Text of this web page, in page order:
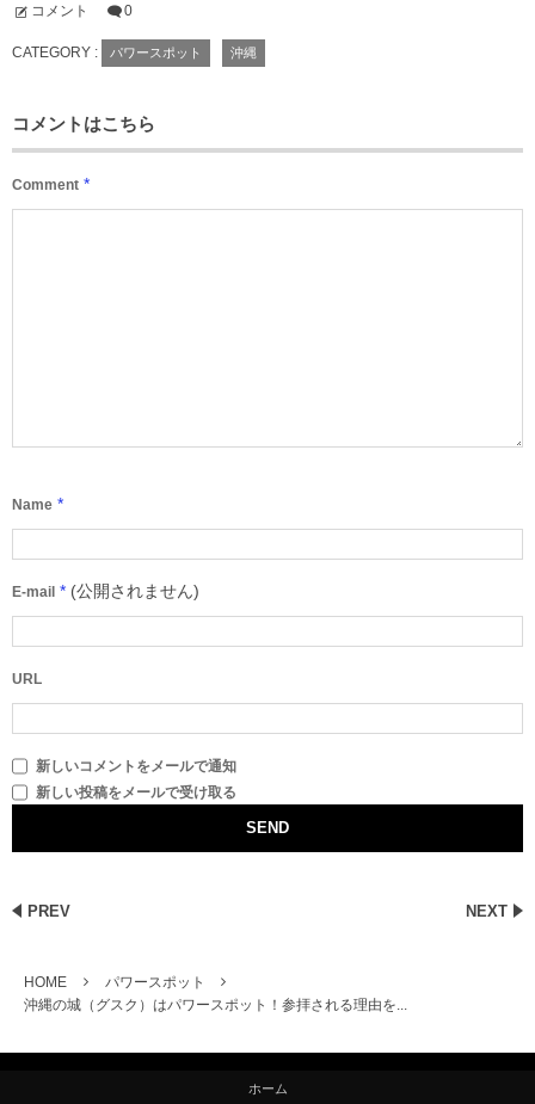
コメント 0
CATEGORY : パワースポット 沖縄
コメントはこちら
Comment *
Name *
E-mail * (公開されません)
URL
新しいコメントをメールで通知
新しい投稿をメールで受け取る
PREV NEXT
HOME
パワースポット
沖縄の城（グスク）はパワースポット！参拝される理由を...
ホーム